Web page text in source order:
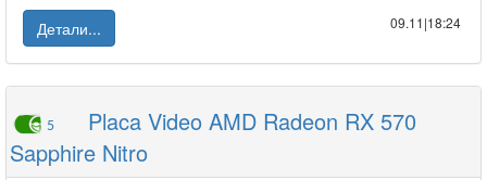
Детали...
09.11|18:24
5
Placa Video AMD Radeon RX 570
Sapphire Nitro